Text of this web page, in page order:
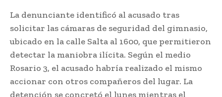
La denunciante identificó al acusado tras
solicitar las cámaras de seguridad del gimnasio,
ubicado en la calle Salta al 1600, que permitieron
detectar la maniobra ilícita. Según el medio
Rosario 3, el acusado habría realizado el mismo
accionar con otros compañeros del lugar. La
detención se concretó el lunes mientras el